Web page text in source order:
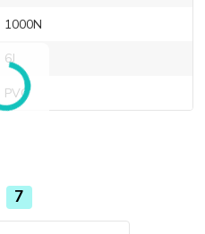
1000N
6J
PVC
7